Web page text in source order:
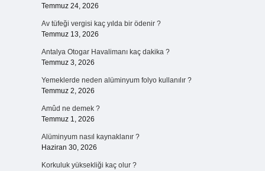
Temmuz 24, 2026
Av tüfeği vergisi kaç yılda bir ödenir ?
Temmuz 13, 2026
Antalya Otogar Havalimanı kaç dakika ?
Temmuz 3, 2026
Yemeklerde neden alüminyum folyo kullanılır ?
Temmuz 2, 2026
Amûd ne demek ?
Temmuz 1, 2026
Alüminyum nasıl kaynaklanır ?
Haziran 30, 2026
Korkuluk yüksekliği kaç olur ?